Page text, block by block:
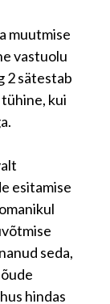
muutmise
vastuolu
2 sätestab
kui
esitamise
seda,
hindas